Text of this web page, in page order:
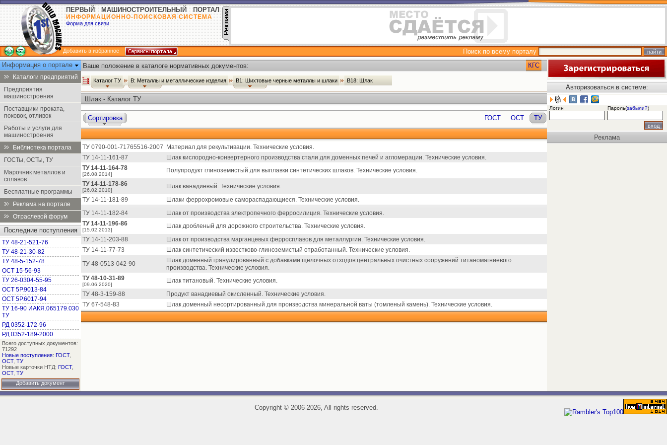
ПЕРВЫЙ МАШИНОСТРОИТЕЛЬНЫЙ ПОРТАЛ
ИНФОРМАЦИОННО-ПОИСКОВАЯ СИСТЕМА
Форма для связи
Добавить в избранное
Поиск по всему порталу
Информация о портале
Каталоги предприятий
Предприятия
машиностроения
Поставщики проката,
поковок, отливок
Работы и услуги для
машиностроения
Библиотека портала
ГОСТы, ОСТы, ТУ
Марочник металлов и
сплавов
Бесплатные программы
Реклама на портале
Отраслевой форум
Последние поступления
ТУ 48-21-521-76
ТУ 48-21-30-82
ТУ 48-5-152-78
ОСТ 15-56-93
ТУ 26-0304-55-95
ОСТ 5Р.9013-84
ОСТ 5Р.6017-94
ТУ 16-90 ИАКЯ.065179.030
ТУ
РД 0352-172-96
РД 0352-189-2000
Всего доступных документов:
71292
Новые поступления: ГОСТ,
ОСТ, ТУ
Новые карточки НТД: ГОСТ,
ОСТ, ТУ
Добавить документ
Ваше положение в каталоге нормативных документов: КГС
Каталог ТУ В: Металлы и металлические изделия В1: Шихтовые черные металлы и шлаки В18: Шлак
Шлак - Каталог ТУ
Сортировка ГОСТ ОСТ ТУ
ТУ 0790-001-71765516-2007
Материал для рекультивации. Технические условия.
ТУ 14-11-161-87
Шлак кислородно-конвертерного производства стали для доменных печей и агломерации. Технические условия.
ТУ 14-11-164-78
[26.08.2014]
Полупродукт глиноземистый для выплавки синтетических шлаков. Технические условия.
ТУ 14-11-178-86
[26.02.2010]
Шлак ванадиевый. Технические условия.
ТУ 14-11-181-89
Шлаки феррохромовые самораспадающиеся. Технические условия.
ТУ 14-11-182-84
Шлак от производства электропечного ферросилиция. Технические условия.
ТУ 14-11-196-86
[15.02.2013]
Шлак дробленый для дорожного строительства. Технические условия.
ТУ 14-11-203-88
Шлак от производства марганцевых ферросплавов для металлургии. Технические условия.
ТУ 14-11-77-73
Шлак синтетический известково-глиноземистый отработанный. Технические условия.
ТУ 48-0513-042-90
Шлак доменный гранулированный с добавками щелочных отходов центральных очистных сооружений титаномагниевого
производства. Технические условия.
ТУ 48-10-31-89
[09.06.2020]
Шлак титановый. Технические условия.
ТУ 48-3-159-88
Продукт ванадиевый окисленный. Технические условия.
ТУ 67-548-83
Шлак доменный несортированный для производства минеральной ваты (томленый камень). Технические условия.
Авторизоваться в системе:
Логин Пароль(забыли?)
Реклама
Copyright ©2006-2026, All rights reserved.